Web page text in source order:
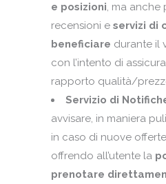
e posizioni, ma anche
recensioni e servizi di
beneficiare durante il
con l’intento di
rapporto qualità/
Servizio di
avvisare, in maniera
in caso di nuove
offrendo all’utente la
prenotare